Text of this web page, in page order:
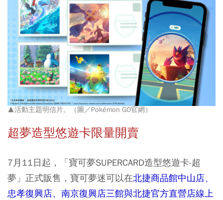
▲活動主題明信片。（圖／Pokémon GO官網）
超夢造型悠遊卡限量開賣
7月11日起，「寶可夢SUPERCARD造型悠遊卡-超
夢」正式販售，寶可夢迷可以在北捷商品館中山店、
忠孝復興店、南京復興店三館與北捷官方直營店線上